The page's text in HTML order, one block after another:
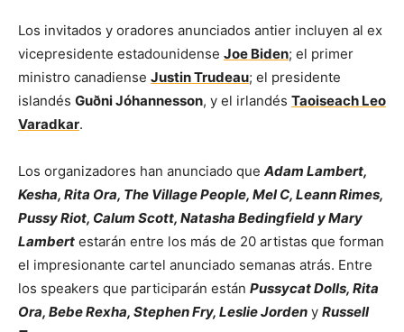
Los invitados y oradores anunciados antier incluyen al ex
vicepresidente estadounidense Joe Biden; el primer
ministro canadiense Justin Trudeau; el presidente
islandés Guðni Jóhannesson, y el irlandés Taoiseach Leo
Varadkar.
Los organizadores han anunciado que Adam Lambert,
Kesha, Rita Ora, The Village People, Mel C, Leann Rimes,
Pussy Riot, Calum Scott, Natasha Bedingfield y Mary
Lambert estarán entre los más de 20 artistas que forman
el impresionante cartel anunciado semanas atrás. Entre
los speakers que participarán están Pussycat Dolls, Rita
Ora, Bebe Rexha, Stephen Fry, Leslie Jorden y Russell